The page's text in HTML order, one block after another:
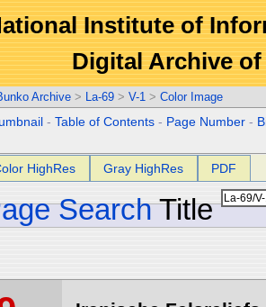
Institute of
Digital Archive
Archive > La-69 > V-1 > Color Image
-Table of Contents - Page Number -
HighRes Gray HighRes PDF
Search Title